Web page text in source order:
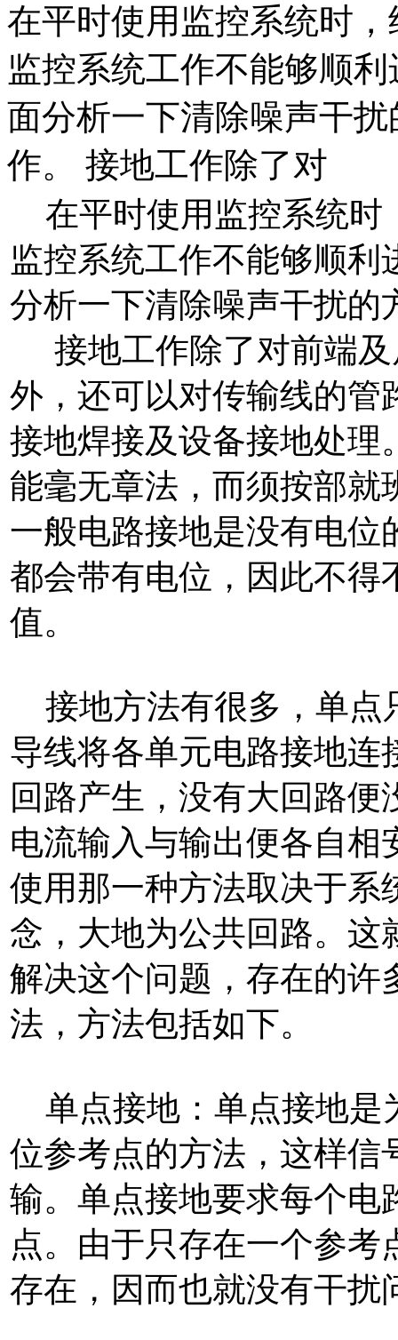
在平时使用监控系统时
监控系统工作不能够顺
面分析一下清除噪声干
作。 接地工作除了对
在平时使用监控系统时
监控系统工作不能够顺
分析一下清除噪声干扰的
接地工作除了对前端及
外，还可以对传输线的管
接地焊接及设备接地处理
能毫无章法，而须按部就
一般电路接地是没有电位
都会带有电位，因此不得
值。
接地方法有很多，单点
导线将各单元电路接地连
回路产生，没有大回路
电流输入与输出便各自相
使用那一种方法取决于系
念，大地为公共回路。这
解决这个问题，存在的许
法，方法包括如下。
单点接地：单点接地是
位参考点的方法，这样信
输。单点接地要求每个电
点。由于只存在一个参
存在，因而也就没有干扰